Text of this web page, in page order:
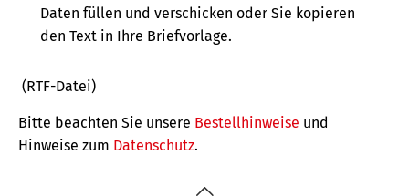
Daten füllen und verschicken oder Sie kopieren
den Text in Ihre Briefvorlage.
(RTF-Datei)
Bitte beachten Sie unsere Bestellhinweise und
Hinweise zum Datenschutz.